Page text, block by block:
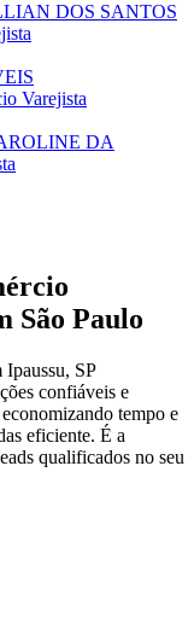
DOS SANTOS
Varejista
DA
São Paulo
SP
confiáveis e
tempo e
eficiente. É a
qualificados no seu